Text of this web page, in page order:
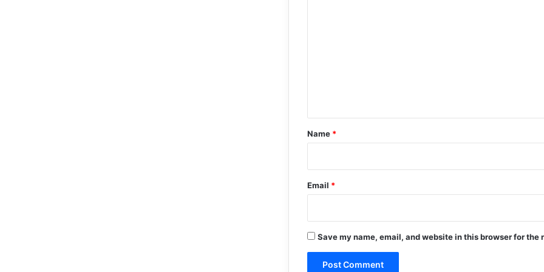
*
Name *
Email *
Save my name, email, and website in this browser for the